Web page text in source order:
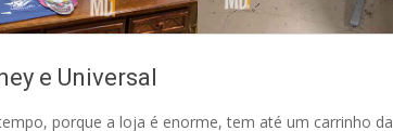
e Universal
porque a loja é enorme, tem até um carrinho